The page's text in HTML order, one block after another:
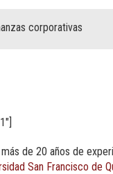
corporativas
de 20 años de
San Francisco de